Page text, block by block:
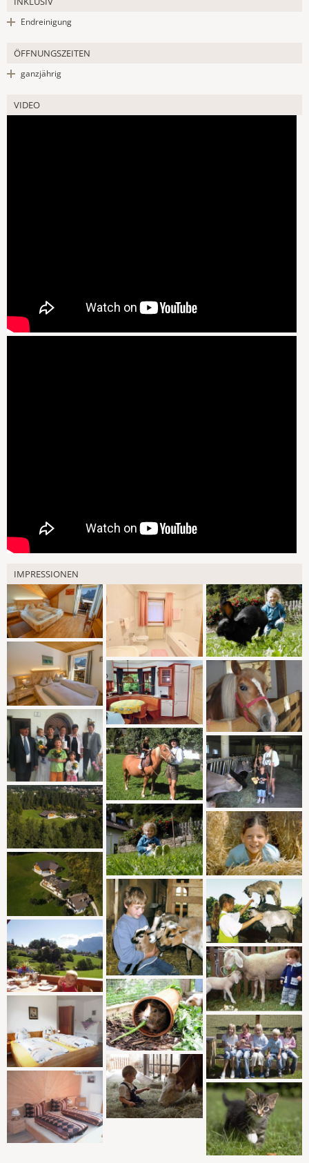
Endreinigung
ÖFFNUNGSZEITEN
ganzjährig
VIDEO
IMPRESSIONEN